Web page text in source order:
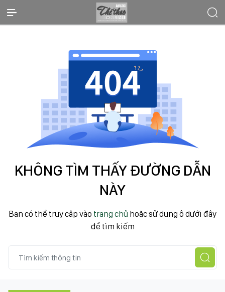
KHÔNG TÌM THẤY ĐƯỜNG DẪN
NÀY
Bạn có thể truy cập vào trang chủ hoặc sử dụng ô dưới đây
để tìm kiếm